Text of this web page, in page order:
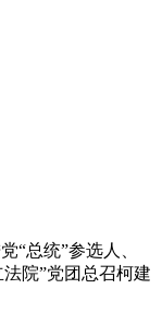
“总统”参选人、
院”党团总召柯建